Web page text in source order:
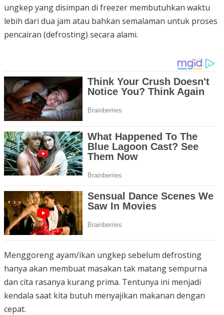
ungkep yang disimpan di freezer membutuhkan waktu
lebih dari dua jam atau bahkan semalaman untuk proses
pencairan (defrosting) secara alami.
Menggoreng ayam/ikan ungkep sebelum defrosting
hanya akan membuat masakan tak matang sempurna
dan cita rasanya kurang prima. Tentunya ini menjadi
kendala saat kita butuh menyajikan makanan dengan
cepat.